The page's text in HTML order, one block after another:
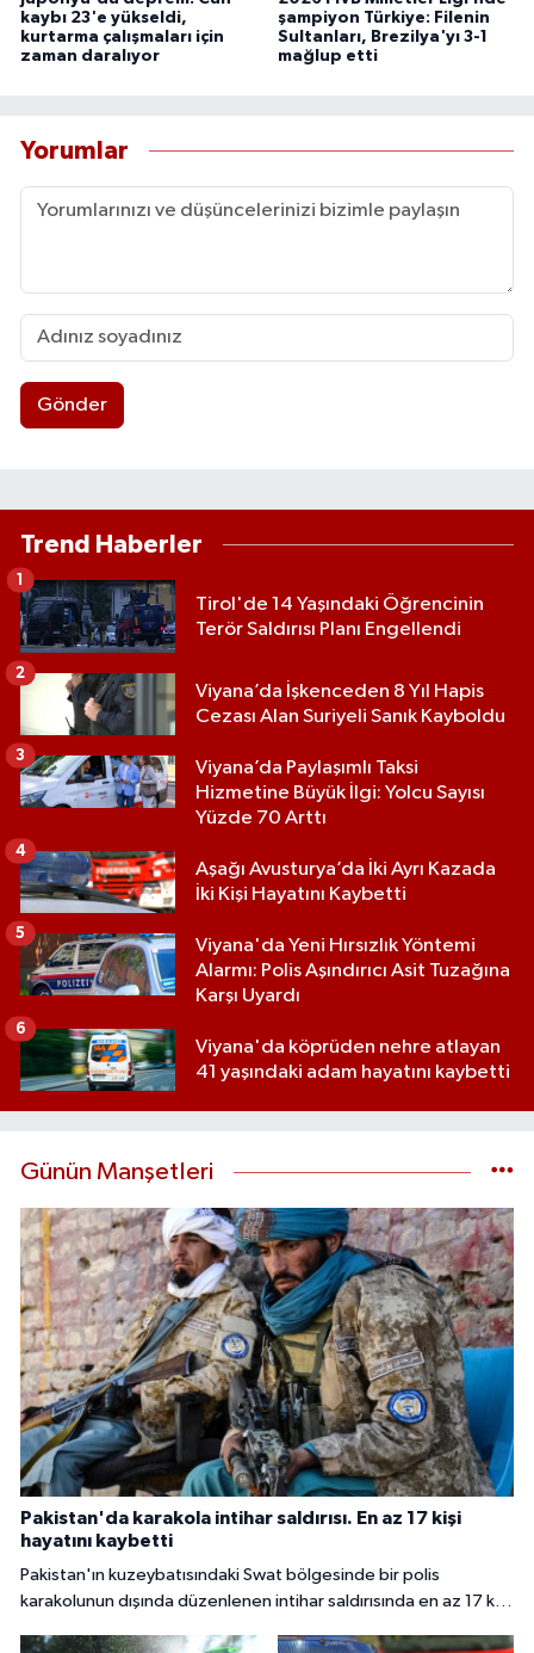
kaybı 23'e yükseldi,
kurtarma çalışmaları için
zaman daralıyor
şampiyon Türkiye: Filenin
Sultanları, Brezilya'yı 3-1
mağlup etti
Yorumlar
Gönder
Trend Haberler
Tirol'de 14 Yaşındaki Öğrencinin
Terör Saldırısı Planı Engellendi
1
Viyana’da İşkenceden 8 Yıl Hapis
Cezası Alan Suriyeli Sanık Kayboldu
2
Viyana’da Paylaşımlı Taksi
Hizmetine Büyük İlgi: Yolcu Sayısı
Yüzde 70 Arttı
3
Aşağı Avusturya’da İki Ayrı Kazada
İki Kişi Hayatını Kaybetti
4
Viyana'da Yeni Hırsızlık Yöntemi
Alarmı: Polis Aşındırıcı Asit Tuzağına
Karşı Uyardı
5
Viyana'da köprüden nehre atlayan
41 yaşındaki adam hayatını kaybetti
6
Günün Manşetleri
Pakistan'da karakola intihar saldırısı. En az 17 kişi
hayatını kaybetti
Pakistan'ın kuzeybatısındaki Swat bölgesinde bir polis
karakolunun dışında düzenlenen intihar saldırısında en az 17 kişi